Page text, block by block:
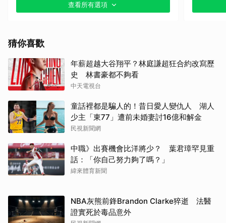
其他（歡迎貼文分享）
查看所有選項
猜你喜歡
年薪超越大谷翔平？林庭謙超狂合約改寫歷
史 林書豪都不夠看
中天電視台
童話裡都是騙人的！昔日愛人變仇人 湖人
少主「東77」遭前未婚妻討16億和解金
民視新聞網
中職》出賽機會比洋將少？ 葉君璋罕見重
話：「你自己努力夠了嗎？」
緯來體育新聞
NBA灰熊前鋒Brandon Clarke猝逝 法醫
證實死於毒品意外